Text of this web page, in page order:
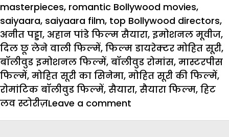
masterpieces, romantic Bollywood movies,
saiyaara, saiyaara film, top Bollywood directors,
अनीत पड्डा, अहान पांडे फिल्म सैयारा, इमोशनल मूवीज,
दिल छू लेने वाली फिल्में, फिल्म डायरेक्टर मोहित सूरी,
बॉलीवुड इमोशनल फिल्में, बॉलीवुड रोमांस, मास्टरपीस
फिल्में, मोहित सूरी का सिनेमा, मोहित सूरी की फिल्में,
रोमांटिक बॉलीवुड फिल्में, सैयारा, सैयारा फिल्म, हिट
लव स्टोरीज़Leave a comment